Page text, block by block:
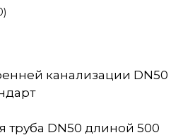
канализации DN50
DN50 длиной 500